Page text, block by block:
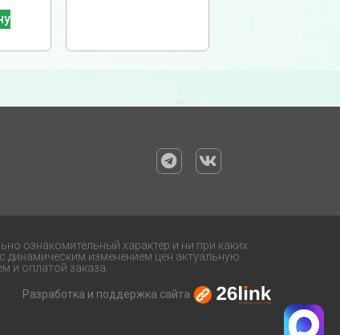
ознакомительный характер и ни при каких
динамическим изменением цен актуальную
и оплатой заказа.
Разработка и поддержка сайта